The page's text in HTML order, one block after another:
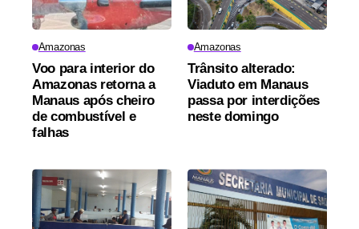
Amazonas
Voo para interior do
Amazonas retorna a
Manaus após cheiro
de combustível e
falhas
Amazonas
Trânsito alterado:
Viaduto em Manaus
passa por interdições
neste domingo